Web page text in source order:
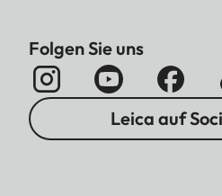
Folgen Sie uns
Leica auf